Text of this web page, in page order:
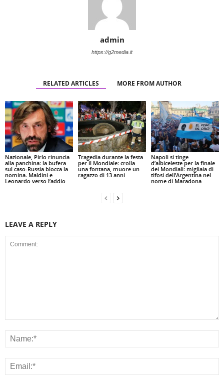
admin
https://g2media.it
RELATED ARTICLES MORE FROM AUTHOR
Nazionale, Pirlo rinuncia
alla panchina: la bufera
sul caso-Russia blocca la
nomina. Maldini e
Leonardo verso l’addio
Tragedia durante la festa
per il Mondiale: crolla
una fontana, muore un
ragazzo di 13 anni
Napoli si tinge
d’albiceleste per la finale
dei Mondiali: migliaia di
tifosi dell’Argentina nel
nome di Maradona
LEAVE A REPLY